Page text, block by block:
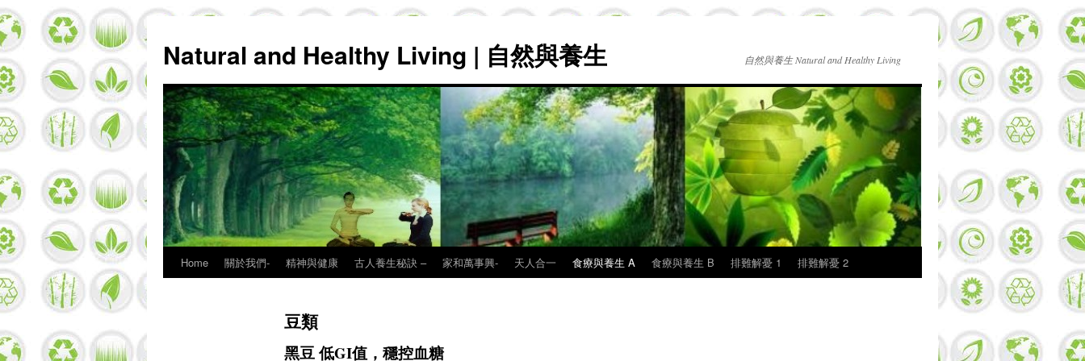
Natural and Healthy Living | 自然與養生 自然與養生 Natural and Healthy Living
SkipHome 關於我們- 精神與健康 古人養生秘訣 – 家和萬事興- 天人合一 食療與養生 A 食療與養生 B 排難解憂 1 排難解憂 2
豆類
黑豆 低GI值，穩控血糖